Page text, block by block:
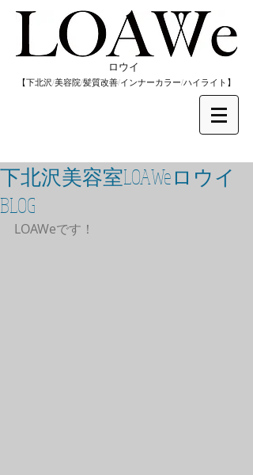
​ロウイ
​【下北沢/美容院/髪質改善/インナーカラー/​ハイライト】
下北沢美容室LOAWeロウイ
BLOG
LOAWeです！